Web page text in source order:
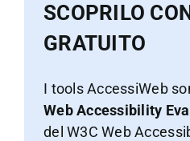
SCOPRILO
GRATUITO
I tools AccessiWeb
Web Accessibility
del W3C Web